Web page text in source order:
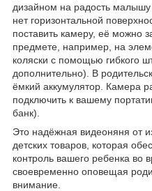
дизайном на радость
нет горизонтальной
поставить камеру, её можно
предмете, например, на
коляски с помощью гибкого
дополнительно). В
ёмкий аккумулятор. Камера
подключить к вашему
банк).
Это надёжная видеоняня от
детских товаров, которая
контроль вашего ребенка во
своевременно оповещая
внимание.